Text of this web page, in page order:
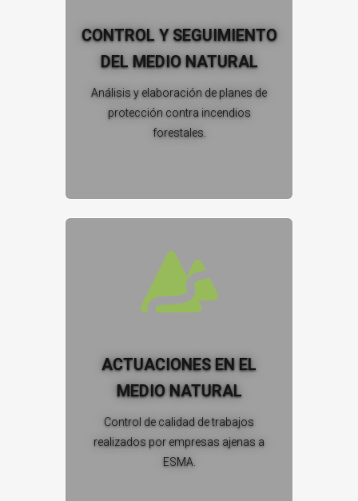
CONTROL Y SEGUIMIENTO
DEL MEDIO NATURAL
Análisis y elaboración de planes de
protección contra incendios
forestales.
ACTUACIONES EN EL
MEDIO NATURAL
Control de calidad de trabajos
realizados por empresas ajenas a
ESMA.